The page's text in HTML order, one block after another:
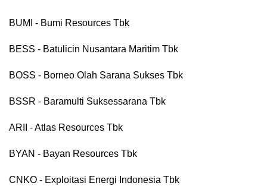
BUMI - Bumi Resources Tbk
BESS - Batulicin Nusantara Maritim Tbk
BOSS - Borneo Olah Sarana Sukses Tbk
BSSR - Baramulti Suksessarana Tbk
ARII - Atlas Resources Tbk
BYAN - Bayan Resources Tbk
CNKO - Exploitasi Energi Indonesia Tbk